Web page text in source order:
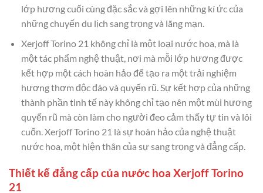
lớp hương cuối cùng đặc sắc và gợi lên những kí ức của
những chuyến du lịch sang trọng và lãng mạn.
Xerjoff Torino 21 không chỉ là một loại nước hoa, mà là
một tác phẩm nghệ thuật, nơi mà mỗi lớp hương được
kết hợp một cách hoàn hảo để tạo ra một trải nghiệm
hương thơm độc đáo và quyến rũ. Sự kết hợp của những
thành phần tinh tế này không chỉ tạo nên một mùi hương
quyến rũ mà còn làm cho người đeo cảm thấy tự tin và lôi
cuốn. Xerjoff Torino 21 là sự hoàn hảo của nghệ thuật
nước hoa, một hiện thân của sự sang trọng và đẳng cấp.
Thiết kế đẳng cấp của nước hoa Xerjoff Torino
21